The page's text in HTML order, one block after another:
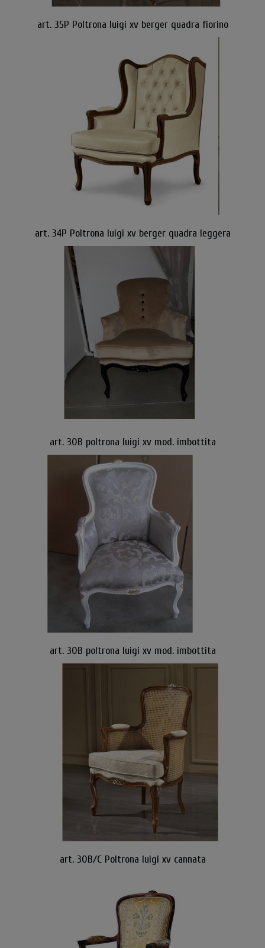
art. 35P Poltrona luigi xv berger quadra fiorino
art. 34P Poltrona luigi xv berger quadra leggera
art. 30B poltrona luigi xv mod. imbottita
art. 30B poltrona luigi xv mod. imbottita
art. 30B/C Poltrona luigi xv cannata